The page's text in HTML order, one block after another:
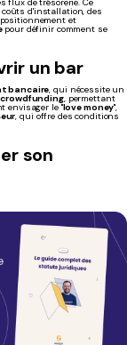
d'installation, des
et
pour définir comment se
un bar
bancaire, qui nécessite un
crowdfunding, permettant
envisager le "love money",
, qui offre des conditions
son